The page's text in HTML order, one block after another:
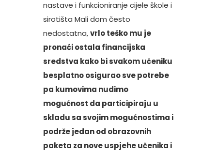
nastave i funkcioniranje cijele škole i
sirotišta Mali dom često
nedostatna,vrlo teško mu je
pronaći ostala financijska
sredstva kako bi svakom učeniku
besplatno osigurao sve potrebe
pa kumovima nudimo
mogućnost da participiraju u
skladu sa svojim mogućnostima i
podrže jedan od obrazovnih
paketa za nove uspjehe učenika i